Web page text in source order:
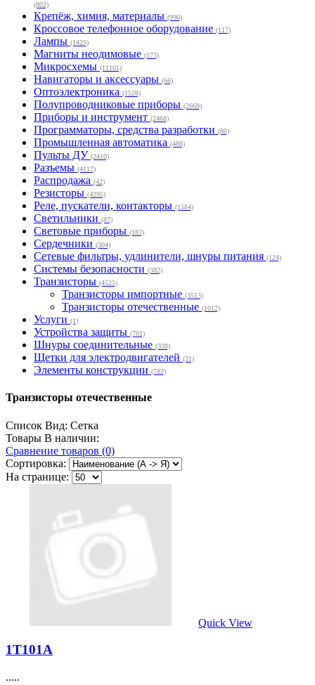
(802)
Крепёж, химия, материалы (990)
Кроссовое телефонное оборудование (117)
Лампы (1425)
Магниты неодимовые (173)
Микросхемы (11101)
Навигаторы и аксессуары (66)
Оптоэлектроника (1528)
Полупроводниковые приборы (2669)
Приборы и инструмент (2468)
Программаторы, средства разработки (80)
Промышленная автоматика (488)
Пульты ДУ (2410)
Разъемы (4117)
Распродажа (42)
Резисторы (4295)
Реле, пускатели, контакторы (1584)
Светильники (87)
Световые приборы (183)
Сердечники (304)
Сетевые фильтры, удлинители, шнуры питания (124)
Системы безопасности (382)
Транзисторы (4525)
Транзисторы импортные (3513)
Транзисторы отечественные (1012)
Услуги (1)
Устройства защиты (701)
Шнуры соединительные (338)
Щетки для электродвигателей (31)
Элементы конструкции (782)
Транзисторы отечественные
Список Вид: Сетка
Товары В наличии:
Сравнение товаров (0)
Сортировка:
На странице:
Quick View
1Т101А
.....